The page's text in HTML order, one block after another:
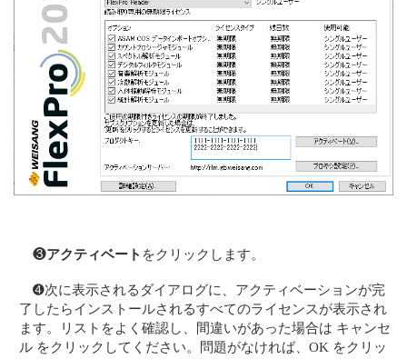
❸アクティベート をクリックします。
➍次に表示されるダイアログに、アクティベーションが完
了したらインストールされるすべてのライセンスが表示され
ます。リストをよく確認し、間違いがあった場合は キャンセ
ル をクリックしてください。問題がなければ、OK をクリッ